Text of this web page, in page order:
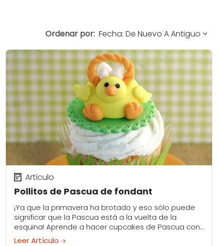
Ordenar por:
Pollitos de Pascua de fondant
Artículo
¡Ya que la primavera ha brotado y eso sólo puede
significar que la Pascua está a la vuelta de la
esquina! Aprende a hacer cupcakes de Pascua con
este tutorial...
Leer Artículo